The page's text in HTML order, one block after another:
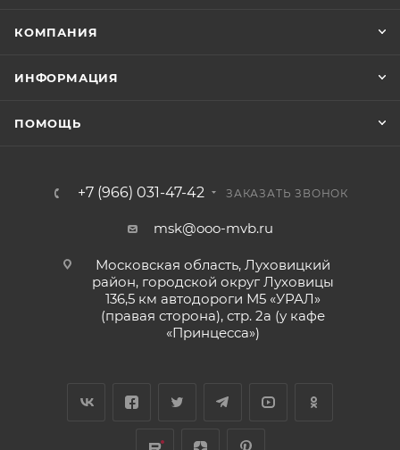
КОМПАНИЯ
ИНФОРМАЦИЯ
ПОМОЩЬ
+7 (966) 031-47-42 ЗАКАЗАТЬ ЗВОНОК
msk@ooo-mvb.ru
Московская область, Луховицкий
район, городской округ Луховицы
136,5 км автодороги М5 «УРАЛ»
(правая сторона), стр. 2а (у кафе
«‎Принцесса»)